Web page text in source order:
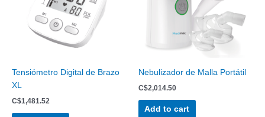
Tensiómetro Digital de Brazo
XL
C$1,481.52
Nebulizador de Malla Portátil
C$2,014.50
Add to cart